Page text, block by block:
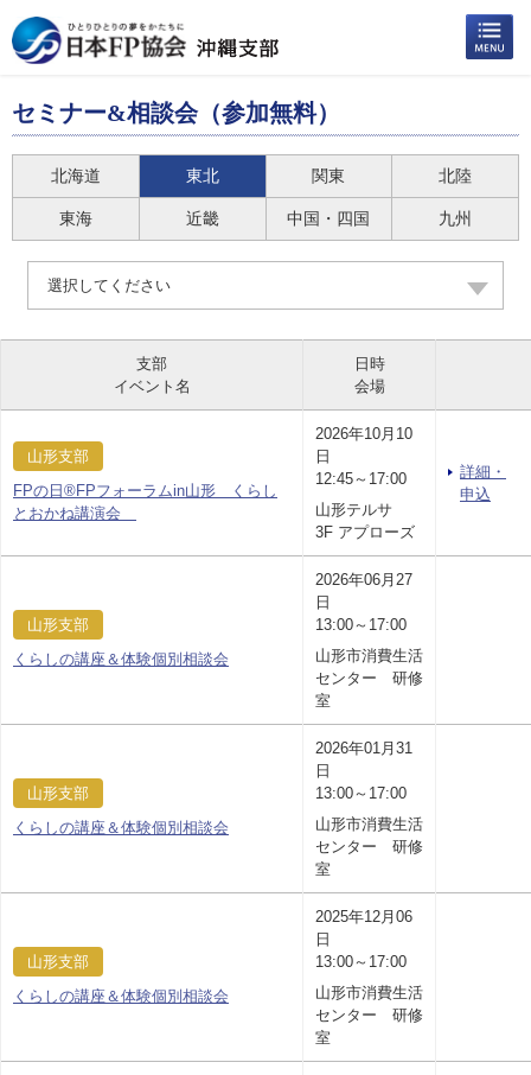
セミナー&相談会（参加無料）
北海道 東北 関東 北陸
東海 近畿 中国・四国 九州
選択してください
支部
イベント名
日時
会場
山形支部
FPの日®FPフォーラムin山形 くらし
とおかね講演会
2026年10月10
日
12:45～17:00
山形テルサ
3F アプローズ
詳細・
申込
山形支部
くらしの講座＆体験個別相談会
2026年06月27
日
13:00～17:00
山形市消費生活
センター 研修
室
山形支部
くらしの講座＆体験個別相談会
2026年01月31
日
13:00～17:00
山形市消費生活
センター 研修
室
山形支部
くらしの講座＆体験個別相談会
2025年12月06
日
13:00～17:00
山形市消費生活
センター 研修
室